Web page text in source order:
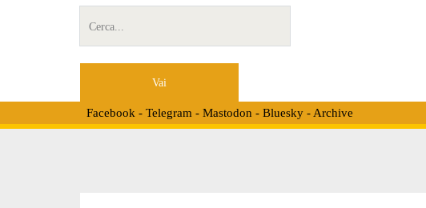
Cerca per:
Facebook- Telegram- Mastodon - Bluesky-Archive